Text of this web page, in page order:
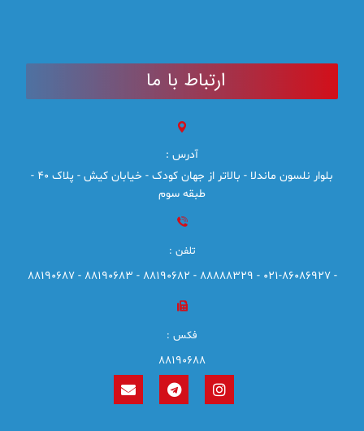
ارتباط با ما
آدرس :
بلوار نلسون ماندلا - بالاتر از جهان کودک - خیابان کیش - پلاک 40 -
طبقه سوم
تلفن :
- 021-86086927 - 88888329 - 88190682 - 88190683 - 88190687
فکس :
88190688